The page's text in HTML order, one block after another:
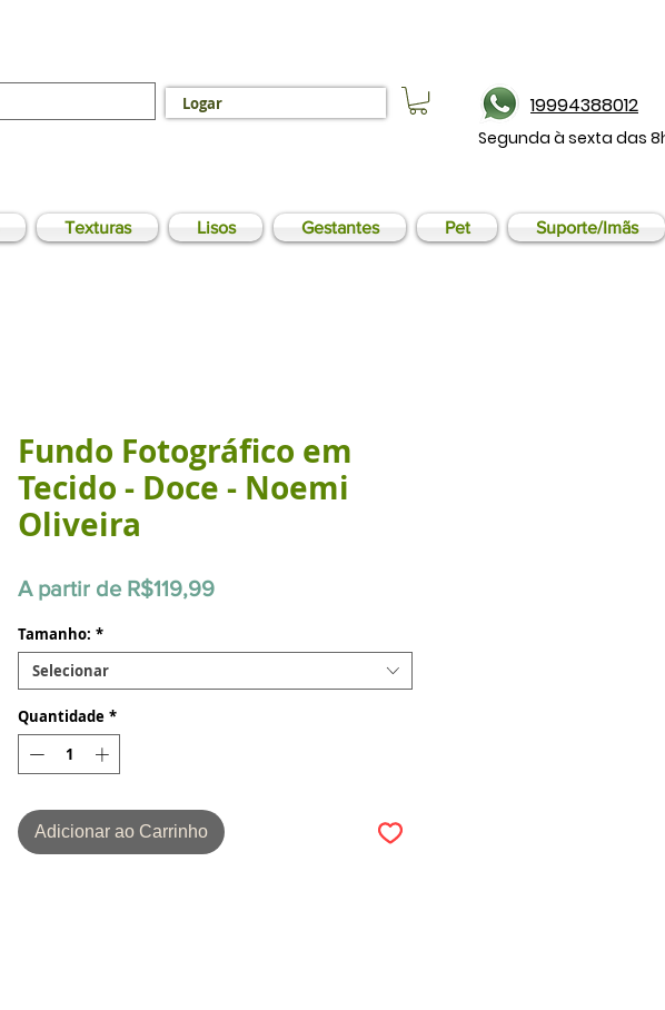
Logar 19994388012
Segunda à sexta das
Texturas Lisos Gestantes Pet Suporte/Imãs
Fundo Fotográfico em
Tecido - Doce - Noemi
Oliveira
A partir de R$119,99Preço
Tamanho: *
Selecionar
Quantidade *
Adicionar ao Carrinho